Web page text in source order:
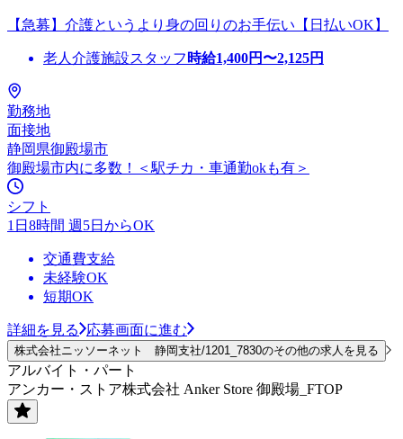
【急募】介護というより身の回りのお手伝い【日払いOK】
老人介護施設スタッフ 時給1,400円〜2,125円
勤務地
面接地
静岡県御殿場市
御殿場市内に多数！＜駅チカ・車通勤okも有＞
シフト
1日8時間 週5日からOK
交通費支給
未経験OK
短期OK
詳細を見る 応募画面に進む
株式会社ニッソーネット 静岡支社/1201_7830のその他の求人を見る
アルバイト・パート
アンカー・ストア株式会社 Anker Store 御殿場_FTOP